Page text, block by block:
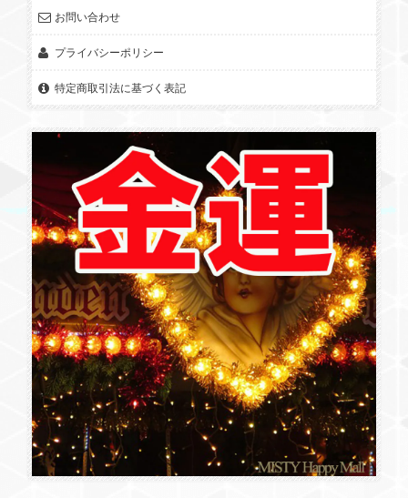
お問い合わせ
プライバシーポリシー
特定商取引法に基づく表記